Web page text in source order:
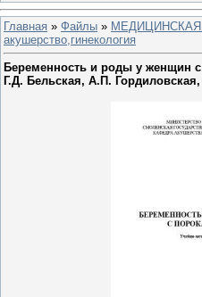
Главная » Файлы » МЕДИЦИНСКАЯ
акушерство,гинекология
Беременность и роды у женщин
Г.Д. Бельская, А.П.